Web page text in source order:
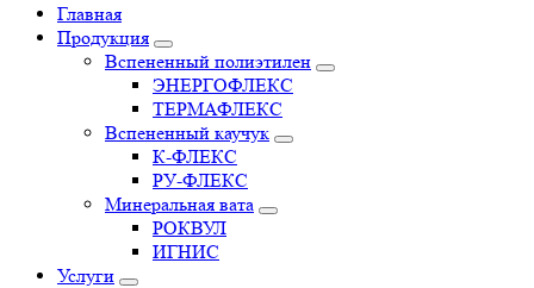
Главная
Продукция
Вспененный полиэтилен
ЭНЕРГОФЛЕКС
ТЕРМАФЛЕКС
Вспененный каучук
К-ФЛЕКС
РУ-ФЛЕКС
Минеральная вата
РОКВУЛ
ИГНИС
Услуги